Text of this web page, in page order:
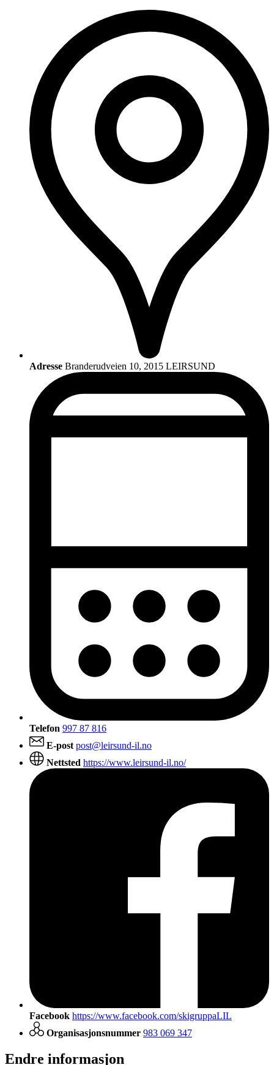
Adresse Branderudveien 10, 2015 LEIRSUND
Telefon 997 87 816
E-post post@leirsund-il.no
Nettsted https://www.leirsund-il.no/
Facebook https://www.facebook.com/skigruppaLIL
Organisasjonsnummer 983 069 347
Endre informasjon